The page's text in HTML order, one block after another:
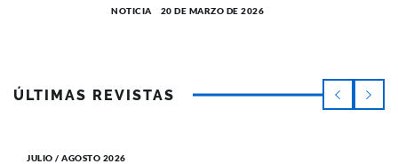
NOTICIA 20 DE MARZO DE 2026
ÚLTIMAS REVISTAS
JULIO / AGOSTO 2026